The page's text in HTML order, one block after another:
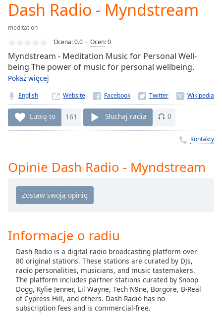
Duration -:-
0.00%
TypeLIVE
Seek to
live,
currently
live LIVE
Remaining
Time-
Rate
Chapters
Chapters
descriptions
off,
selected
Subtitles
subtitles
settings,
Dash Radio - Myndstream
meditation
Ocena:0.0 Ocen:0
Myndstream - Meditation Music for Personal Well-
being The power of music for personal wellbeing.
Pokaż więcej
English Website
Lubię to 161 Słuchaj radia 0
Kontakty
Opinie Dash Radio - Myndstream
Informacje o radiu
Dash Radio is a digital radio broadcasting platform over
80 original stations. These stations are curated by DJs,
radio personalities, musicians, and music tastemakers.
The platform includes partner stations curated by Snoop
Dogg, Kylie Jenner, Lil Wayne, Tech N9ne, Borgore, B-Real
of Cypress Hill, and others. Dash Radio has no
subscription fees and is commercial-free.